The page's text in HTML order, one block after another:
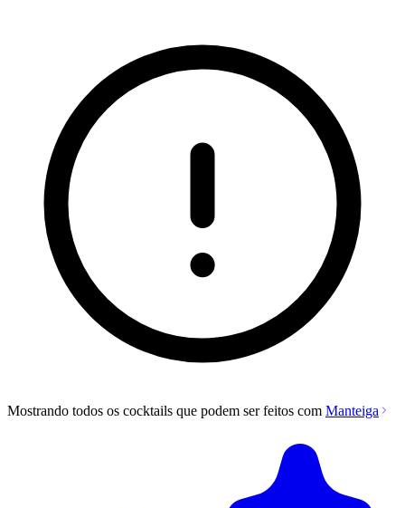
Mostrando todos os cocktails que podem ser feitos com Manteiga